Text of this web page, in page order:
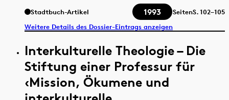
Stadtbuch-Artikel 1993 SeitenS.102–105
Weitere Details des Dossier-Eintrags anzeigen
Interkulturelle Theologie – Die
Stiftung einer Professur für
‹Mission, Ökumene und